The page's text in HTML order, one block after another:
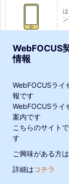
ホーム
当サイトでは、利
ビスによりCookie
WebFOCUS
情報
WebFOCUSライ
報です
WebFOCUSライ
案内です
こちらのサイト
す
ご興味がある方
詳細はコチラ